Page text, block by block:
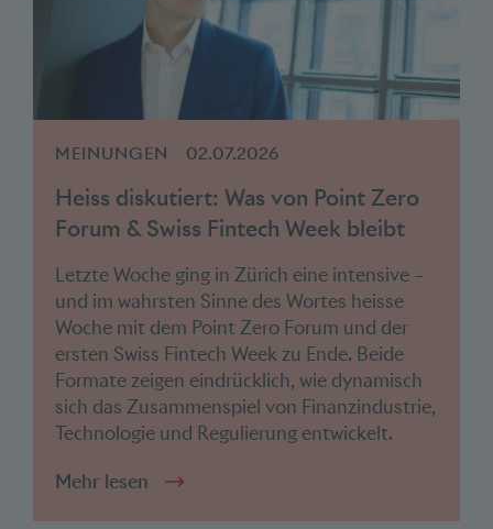
MEINUNGEN 02.07.2026
Heiss diskutiert: Was von Point Zero
Forum & Swiss Fintech Week bleibt
Letzte Woche ging in Zürich eine intensive –
und im wahrsten Sinne des Wortes heisse
Woche mit dem Point Zero Forum und der
ersten Swiss Fintech Week zu Ende. Beide
Formate zeigen eindrücklich, wie dynamisch
sich das Zusammenspiel von Finanzindustrie,
Technologie und Regulierung entwickelt.
Mehr lesen